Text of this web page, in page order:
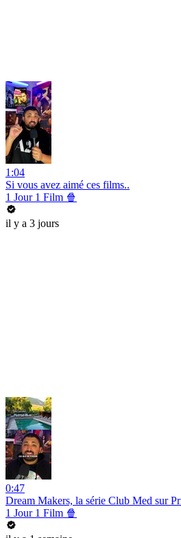
1:04
Si vous avez aimé ces films..
1 Jour 1 Film 🍿
il y a 3 jours
0:47
Dream Makers, la série Club Med sur
1 Jour 1 Film 🍿